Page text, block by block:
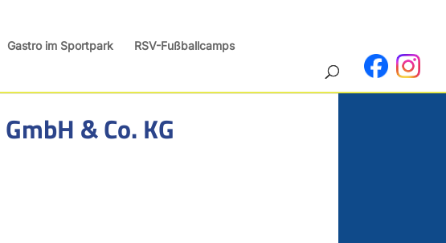
Gastro im Sportpark RSV-Fußballcamps
& Co. KG